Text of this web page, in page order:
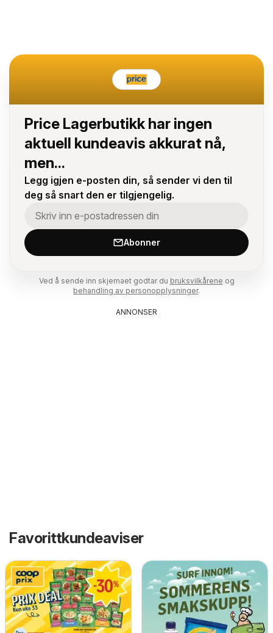
Price Lagerbutikk har ingen
aktuell kundeavis akkurat nå,
men...
Legg igjen e-posten din, så sender vi den til
deg så snart den er tilgjengelig.
Abonner
Ved å sende inn skjemaet godtar du bruksvilkårene og
behandling av personopplysninger.
ANNONSER
Favorittkundeaviser